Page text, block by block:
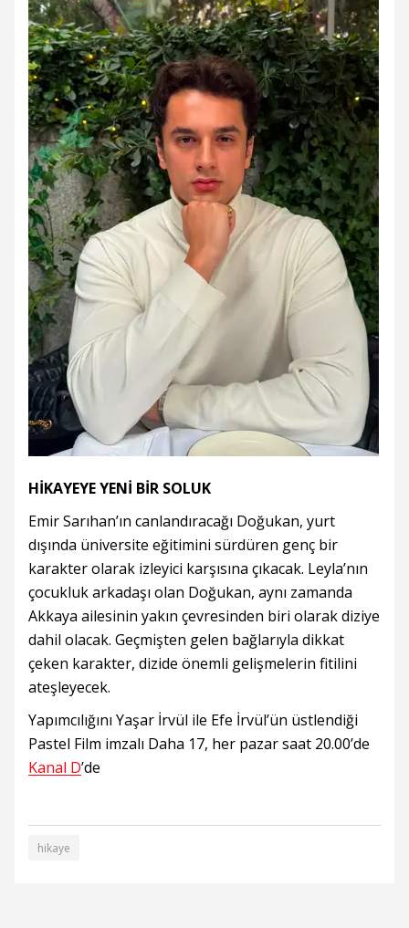
HİKAYEYE YENİ BİR SOLUK
Emir Sarıhan’ın canlandıracağı Doğukan, yurt
dışında üniversite eğitimini sürdüren genç bir
karakter olarak izleyici karşısına çıkacak. Leyla’nın
çocukluk arkadaşı olan Doğukan, aynı zamanda
Akkaya ailesinin yakın çevresinden biri olarak diziye
dahil olacak. Geçmişten gelen bağlarıyla dikkat
çeken karakter, dizide önemli gelişmelerin fitilini
ateşleyecek.
Yapımcılığını Yaşar İrvül ile Efe İrvül’ün üstlendiği
Pastel Film imzalı Daha 17, her pazar saat 20.00’de
Kanal D’de
hikaye